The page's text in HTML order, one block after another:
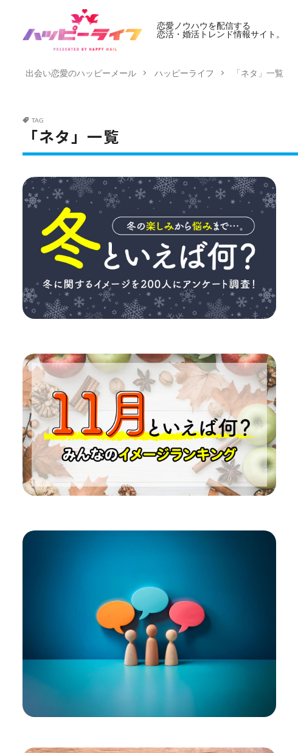
恋愛ノウハウを配信する
恋活・婚活トレンド情報サイト。
出会い恋愛のハッピーメール ハッピーライフ 「ネタ」一覧
TAG
「ネタ」一覧